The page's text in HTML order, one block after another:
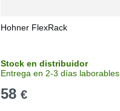
Hohner FlexRack
Stock en distribuidor
Entrega en 2-3 días laborables
58 €